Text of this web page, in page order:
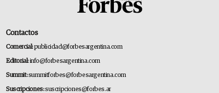
Contactos
Comercial:publicidad@forbesargentina.com
Editorial:info@forbesargentina.com
Summit:summitforbes@forbesargentina.com
Suscripciones:suscripciones@forbes.ar